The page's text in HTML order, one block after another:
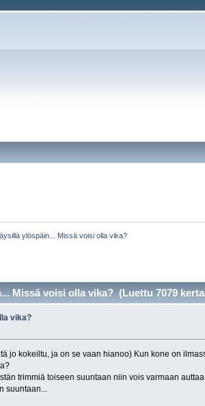
ylöspäin... Missä voisi olla vika?
Missä voisi olla vika? (Luettu 7079
vika?
jo kokeiltu, ja on se vaan hianoo) Kun kone on
trimmiä toiseen suuntaan niin vois varmaan